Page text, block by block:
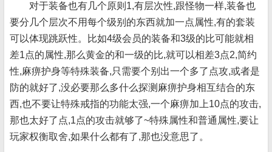
对于装备也有几个原则1,有层次性,跟怪物一样,装备也
要分几个层次不用每个级别的东西就加一点属性,有的套装
可以体现跳跃性。比如4级会员的装备和3级的比可能就相
差1点的属性,那么黄金的和一级的比,就可以相差3点2,简约
性,麻痹护身等特殊装备,只需要个别出一个多了点攻,或者是
防的就好了,没必要那么多什么探测麻痹护身相互结合的东
西,也不要让特殊戒指的功能太强,一个麻痹加上10点的攻击,
那也太好了点,1点的攻击就够了~特殊属性和普通属性,要让
玩家权衡取舍,如果什么都有了,那也没意思了。